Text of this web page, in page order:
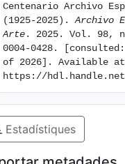
Centenario Archivo
(1925-2025). Archivo
Arte . 2025. Vol. 98,
0004-0428.
of 2026]. Available
https://hdl.handle.net/
Estadístiques